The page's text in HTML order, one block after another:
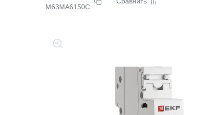
M63MA6150C